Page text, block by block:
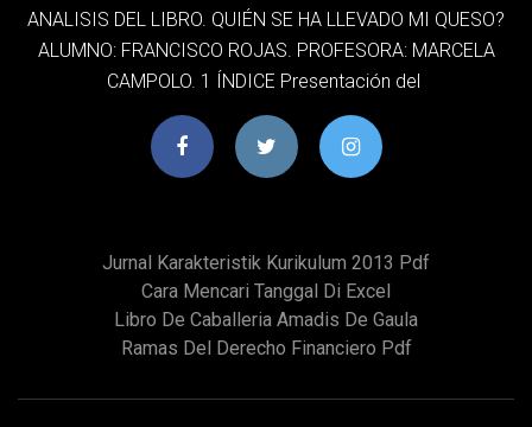
ANALISIS DEL LIBRO. QUIÉN SE HA LLEVADO MI QUESO?
ALUMNO: FRANCISCO ROJAS. PROFESORA: MARCELA
CAMPOLO. 1 ÍNDICE Presentación del
Jurnal Karakteristik Kurikulum 2013 Pdf
Cara Mencari Tanggal Di Excel
Libro De Caballeria Amadis De Gaula
Ramas Del Derecho Financiero Pdf